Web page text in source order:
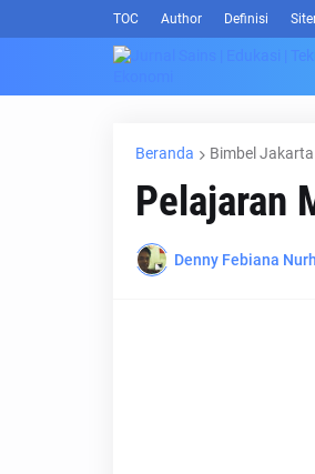
TOC Author Definisi
Beranda
Bimbel
Pelajaran
Denny Febiana